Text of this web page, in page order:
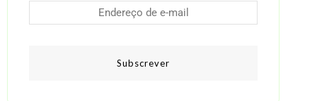
Subscrever